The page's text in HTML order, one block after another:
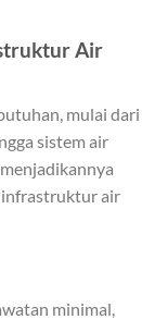
Air
mulai dari
sistem air
infrastruktur air
minimal,